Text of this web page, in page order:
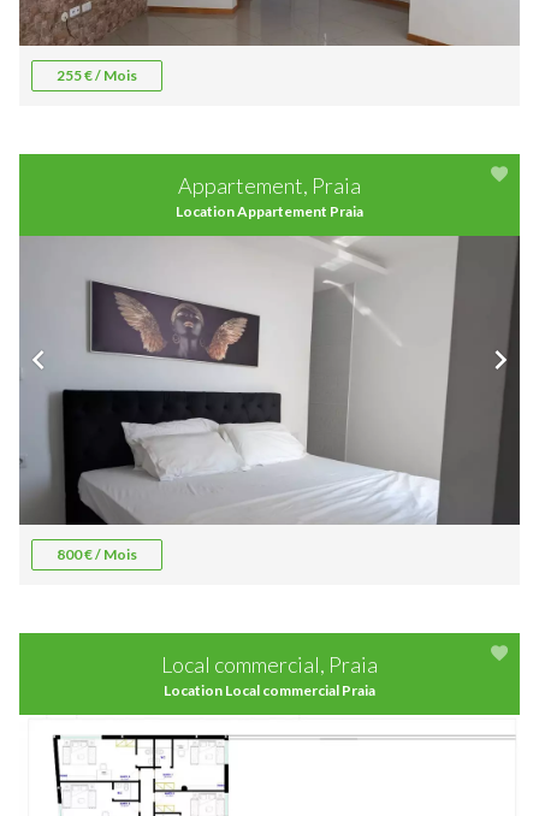
255 € / Mois
Appartement, Praia
Location Appartement Praia
800 € / Mois
Local commercial, Praia
Location Local commercial Praia